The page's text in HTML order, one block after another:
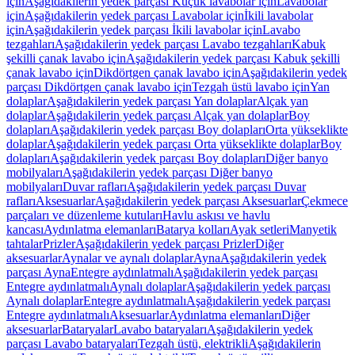
içinAşağıdakilerin yedek parçası Lavabolar içinİkili lavabolar
içinAşağıdakilerin yedek parçası İkili lavabolar içinLavabo
tezgahlarıAşağıdakilerin yedek parçası Lavabo tezgahlarıKabuk
şekilli çanak lavabo içinAşağıdakilerin yedek parçası Kabuk şekilli
çanak lavabo içinDikdörtgen çanak lavabo içinAşağıdakilerin yedek
parçası Dikdörtgen çanak lavabo içinTezgah üstü lavabo içinYan
dolaplarAşağıdakilerin yedek parçası Yan dolaplarAlçak yan
dolaplarAşağıdakilerin yedek parçası Alçak yan dolaplarBoy
dolaplarıAşağıdakilerin yedek parçası Boy dolaplarıOrta yükseklikte
dolaplarAşağıdakilerin yedek parçası Orta yükseklikte dolaplarBoy
dolaplarıAşağıdakilerin yedek parçası Boy dolaplarıDiğer banyo
mobilyalarıAşağıdakilerin yedek parçası Diğer banyo
mobilyalarıDuvar raflarıAşağıdakilerin yedek parçası Duvar
raflarıAksesuarlarAşağıdakilerin yedek parçası AksesuarlarÇekmece
parçaları ve düzenleme kutularıHavlu askısı ve havlu
kancasıAydınlatma elemanlarıBatarya kollarıAyak setleriManyetik
tahtalarPrizlerAşağıdakilerin yedek parçası PrizlerDiğer
aksesuarlarAynalar ve aynalı dolaplarAynaAşağıdakilerin yedek
parçası AynaEntegre aydınlatmalıAşağıdakilerin yedek parçası
Entegre aydınlatmalıAynalı dolaplarAşağıdakilerin yedek parçası
Aynalı dolaplarEntegre aydınlatmalıAşağıdakilerin yedek parçası
Entegre aydınlatmalıAksesuarlarAydınlatma elemanlarıDiğer
aksesuarlarBataryalarLavabo bataryalarıAşağıdakilerin yedek
parçası Lavabo bataryalarıTezgah üstü, elektrikliAşağıdakilerin